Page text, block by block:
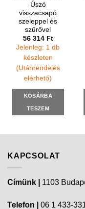
Úszó
visszacsapó
szeleppel és
szűrővel
56 314 Ft
Jelenleg: 1 db
készleten
(Utánrendelés
elérhető)
KOSÁRBA
TESZEM
KAPCSOLAT
Címünk | 1103
Telefon | 06 1 433-